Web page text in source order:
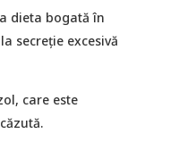
dieta bogată în
secreție excesivă
care este